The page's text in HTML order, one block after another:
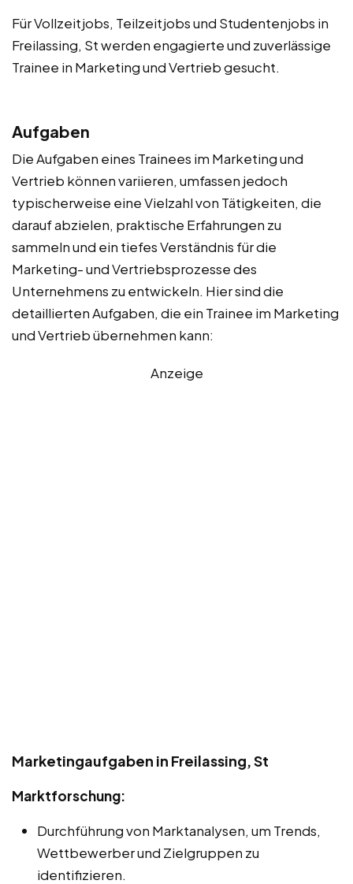
Für Vollzeitjobs, Teilzeitjobs und Studentenjobs in
Freilassing, St werden engagierte und zuverlässige
Trainee in Marketing und Vertrieb gesucht.
Aufgaben
Die Aufgaben eines Trainees im Marketing und
Vertrieb können variieren, umfassen jedoch
typischerweise eine Vielzahl von Tätigkeiten, die
darauf abzielen, praktische Erfahrungen zu
sammeln und ein tiefes Verständnis für die
Marketing- und Vertriebsprozesse des
Unternehmens zu entwickeln. Hier sind die
detaillierten Aufgaben, die ein Trainee im Marketing
und Vertrieb übernehmen kann:
Anzeige
Marketingaufgaben in Freilassing, St
Marktforschung:
Durchführung von Marktanalysen, um Trends,
Wettbewerber und Zielgruppen zu
identifizieren.